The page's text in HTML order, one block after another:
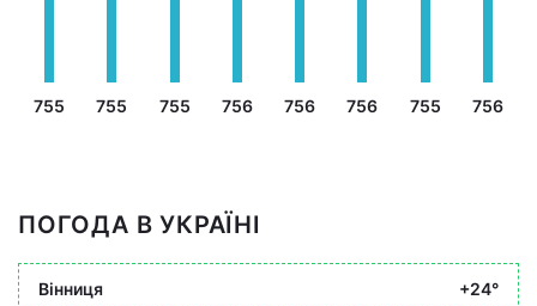
755 755 755 756 756 756 755 756
ПОГОДА В УКРАЇНІ
Вінниця +24°